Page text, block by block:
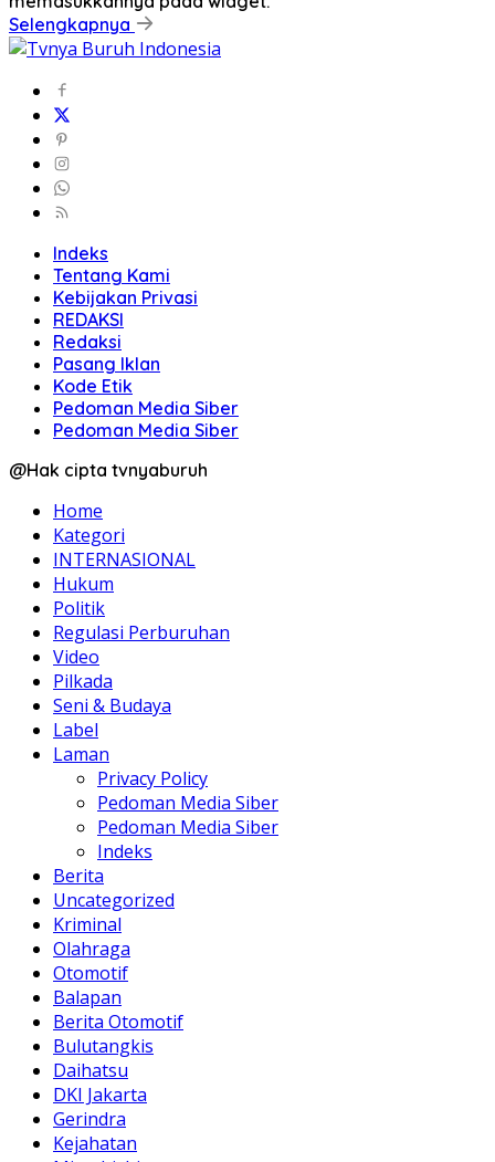
Selengkapnya
Indeks
Tentang Kami
Kebijakan Privasi
REDAKSI
Redaksi
Pasang Iklan
Kode Etik
Pedoman Media Siber
Pedoman Media Siber
@Hak cipta tvnyaburuh
Home
Kategori
INTERNASIONAL
Hukum
Politik
Regulasi Perburuhan
Video
Pilkada
Seni & Budaya
Label
Laman
Privacy Policy
Pedoman Media Siber
Pedoman Media Siber
Indeks
Berita
Uncategorized
Kriminal
Olahraga
Otomotif
Balapan
Berita Otomotif
Bulutangkis
Daihatsu
DKI Jakarta
Gerindra
Kejahatan